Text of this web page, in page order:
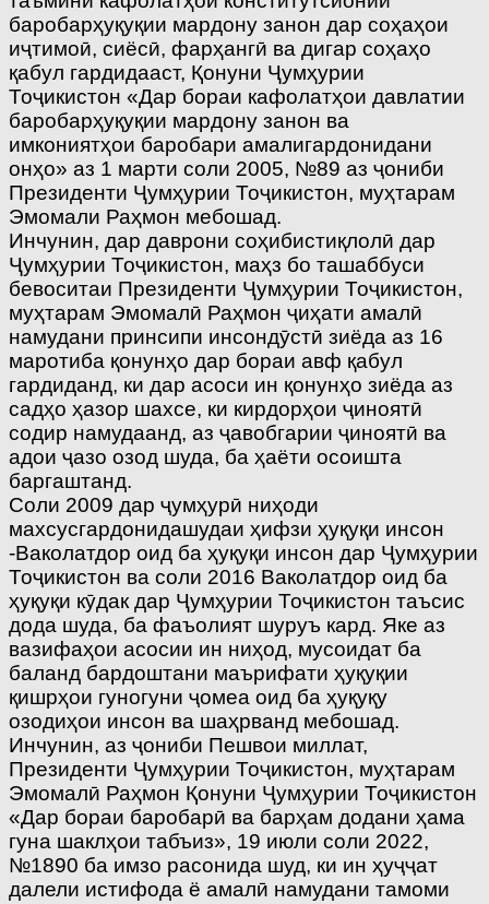
баробарҳуқуқии мардону занон дар соҳаҳои
иҷтимоӣ, сиёсӣ, фарҳангӣ ва дигар соҳаҳо
қабул гардидааст, Қонуни Ҷумҳурии
Тоҷикистон «Дар бораи кафолатҳои давлатии
баробарҳуқуқии мардону занон ва
имкониятҳои баробари амалигардонидани
онҳо» аз 1 марти соли 2005, №89 аз ҷониби
Президенти Ҷумҳурии Тоҷикистон, муҳтарам
Эмомали Раҳмон мебошад.
Инчунин, дар даврони соҳибистиқлолӣ дар
Ҷумҳурии Тоҷикистон, маҳз бо ташаббуси
бевоситаи Президенти Ҷумҳурии Тоҷикистон,
муҳтарам Эмомалӣ Раҳмон ҷиҳати амалӣ
намудани принсипи инсондӯстӣ зиёда аз 16
маротиба қонунҳо дар бораи авф қабул
гардиданд, ки дар асоси ин қонунҳо зиёда аз
садҳо ҳазор шахсе, ки кирдорҳои ҷиноятӣ
содир намудаанд, аз ҷавобгарии ҷиноятӣ ва
адои ҷазо озод шуда, ба ҳаёти осоишта
баргаштанд.
Соли 2009 дар ҷумҳурӣ ниҳоди
махсусгардонидашудаи ҳифзи ҳуқуқи инсон
-Ваколатдор оид ба ҳуқуқи инсон дар Ҷумҳурии
Тоҷикистон ва соли 2016 Ваколатдор оид ба
ҳуқуқи кӯдак дар Ҷумҳурии Тоҷикистон таъсис
дода шуда, ба фаъолият шуруъ кард. Яке аз
вазифаҳои асосии ин ниҳод, мусоидат ба
баланд бардоштани маърифати ҳуқуқии
қишрҳои гуногуни ҷомеа оид ба ҳуқуқу
озодиҳои инсон ва шаҳрванд мебошад.
Инчунин, аз ҷониби Пешвои миллат,
Президенти Ҷумҳурии Тоҷикистон, муҳтарам
Эмомалӣ Раҳмон Қонуни Ҷумҳурии Тоҷикистон
«Дар бораи баробарӣ ва барҳам додани ҳама
гуна шаклҳои табъиз», 19 июли соли 2022,
№1890 ба имзо расонида шуд, ки ин ҳуҷҷат
далели истифода ё амалӣ намудани тамоми